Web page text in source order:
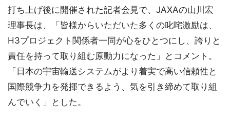
打ち上げ後に開催された記者会見で、JAXAの山川宏
理事長は、「皆様からいただいた多くの叱咤激励は、
H3プロジェクト関係者一同が心をひとつにし、誇りと
責任を持って取り組む原動力になった」とコメント。
「日本の宇宙輸送システムがより着実で高い信頼性と
国際競争力を発揮できるよう、気を引き締めて取り組
んでいく」とした。